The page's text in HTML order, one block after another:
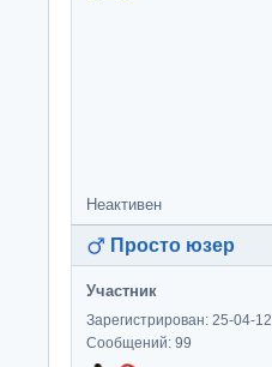
Неактивен
Просто юзер
Участник
Зарегистрирован: 25-04-12
Сообщений: 99